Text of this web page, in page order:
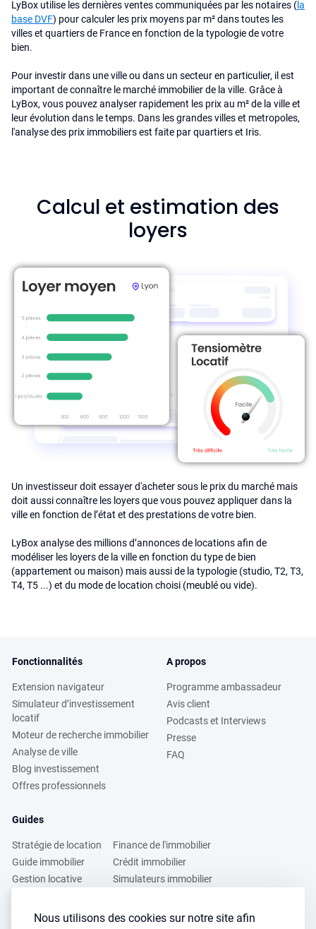
Nous utilisons des cookies sur notre site afin
LyBox utilise les dernières ventes communiquées par les notaires (la
base DVF) pour calculer les prix moyens par m² dans toutes les
villes et quartiers de France en fonction de la typologie de votre
bien.
Pour investir dans une ville ou dans un secteur en particulier, il est
important de connaître le marché immobilier de la ville. Grâce à
LyBox, vous pouvez analyser rapidement les prix au m² de la ville et
leur évolution dans le temps. Dans les grandes villes et metropoles,
l'analyse des prix immobiliers est faite par quartiers et Iris.
Calcul et estimation des
loyers
Un investisseur doit essayer d'acheter sous le prix du marché mais
doit aussi connaître les loyers que vous pouvez appliquer dans la
ville en fonction de l’état et des prestations de votre bien.
LyBox analyse des millions d’annonces de locations afin de
modéliser les loyers de la ville en fonction du type de bien
(appartement ou maison) mais aussi de la typologie (studio, T2, T3,
T4, T5 ...) et du mode de location choisi (meublé ou vide).
Fonctionnalités
Extension navigateur
Simulateur d’investissement
locatif
Moteur de recherche immobilier
Analyse de ville
Blog investissement
Offres professionnels
A propos
Programme ambassadeur
Avis client
Podcasts et Interviews
Presse
FAQ
Guides
Stratégie de location
Guide immobilier
Gestion locative
Finance de l'immobilier
Crédit immobilier
Simulateurs immobilier